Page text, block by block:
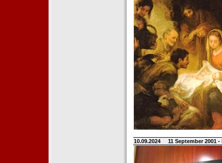
10.09.2024 11 September 2001